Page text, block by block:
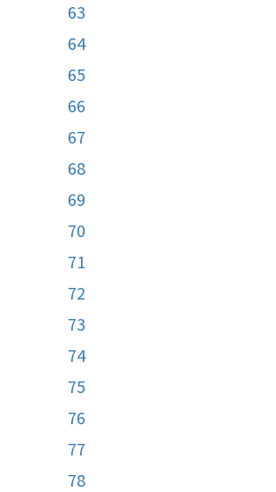
63
64
65
66
67
68
69
70
71
72
73
74
75
76
77
78